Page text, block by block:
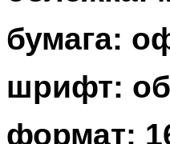
бумага:
шрифт:
формат: